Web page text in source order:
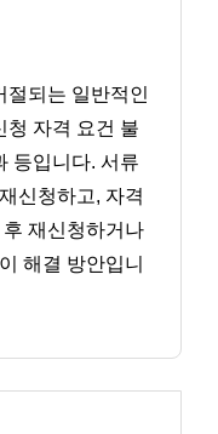
절되는 일반적인
청 자격 요건 불
등입니다. 서류
신청하고, 자격
재신청하거나
해결 방안입니